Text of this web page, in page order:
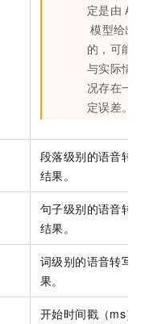
定是由 AI
模型给出
的，可能
与实际情
况存在一
定误差。
段落级别的语音转
结果。
句子级别的语音转
结果。
词级别的语音转写
果。
开始时间戳（ms）